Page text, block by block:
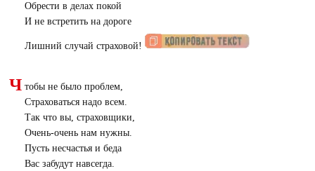
Обрести в делах покой
И не встретить на дороге
Лишний случай страховой!
Ч тобы не было проблем,
Страховаться надо всем.
Так что вы, страховщики,
Очень-очень нам нужны.
Пусть несчастья и беда
Вас забудут навсегда.